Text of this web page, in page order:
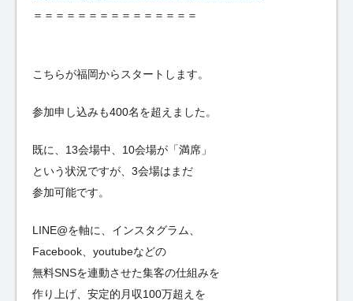
＝＝＝＝＝＝＝＝＝＝＝＝＝＝＝
こちらが福岡からスタートします。
参加申し込みも400名を超えました。
既に、13会場中、10会場が「満席」
という状況ですが、3会場はまだ
参加可能です。
LINE@を軸に、インスタグラム、
Facebook、youtubeなどの
無料SNSを連動させた集客の仕組みを
作り上げ、安定的月収100万超えを